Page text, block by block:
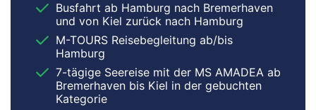
Busfahrt ab Hamburg nach Bremerhaven
und von Kiel zurück nach Hamburg
M-TOURS Reisebegleitung ab/bis
Hamburg
7-tägige Seereise mit der MS AMADEA ab
Bremerhaven bis Kiel in der gebuchten
Kategorie